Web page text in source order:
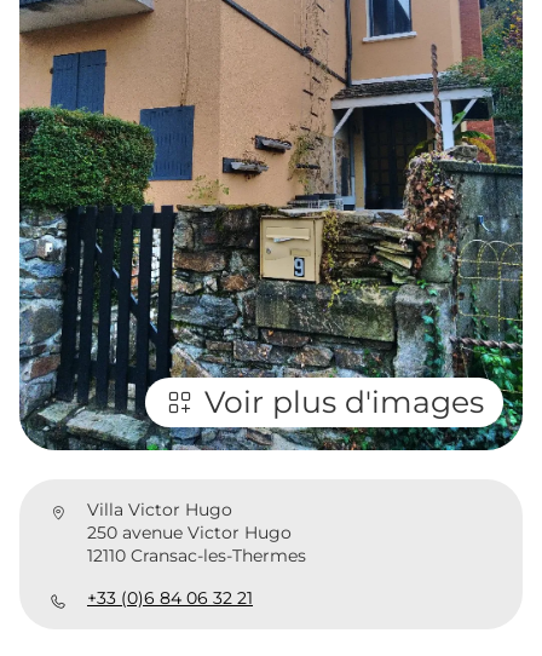
Voir plus d'images
Villa Victor Hugo
250 avenue Victor Hugo
12110 Cransac-les-Thermes
+33 (0)6 84 06 32 21